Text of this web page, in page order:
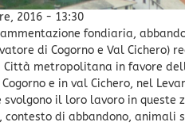
2016 - 13:30
fondiaria,
di Cogorno e Val
Città metropolitana in favore
e in val Cichero, nel
il loro lavoro in queste
di abbandono, animali